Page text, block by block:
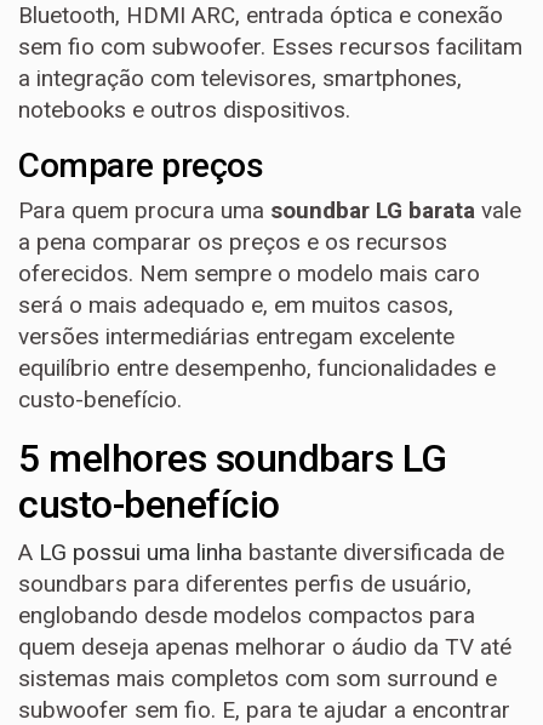
Bluetooth, HDMI ARC, entrada óptica e conexão
sem fio com subwoofer. Esses recursos facilitam
a integração com televisores, smartphones,
notebooks e outros dispositivos.
Compare preços
Para quem procura uma soundbar LG barata vale
a pena comparar os preços e os recursos
oferecidos. Nem sempre o modelo mais caro
será o mais adequado e, em muitos casos,
versões intermediárias entregam excelente
equilíbrio entre desempenho, funcionalidades e
custo-benefício.
5 melhores soundbars LG
custo-benefício
A LG possui uma linha bastante diversificada de
soundbars para diferentes perfis de usuário,
englobando desde modelos compactos para
quem deseja apenas melhorar o áudio da TV até
sistemas mais completos com som surround e
subwoofer sem fio. E, para te ajudar a encontrar